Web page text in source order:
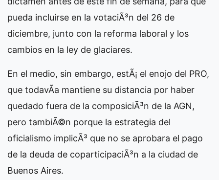
pueda incluirse en la votaciÃ³n del 26 de
diciembre, junto con la reforma laboral y los
cambios en la ley de glaciares.
En el medio, sin embargo, estÃ¡ el enojo del PRO,
que todavÃ­a mantiene su distancia por haber
quedado fuera de la composiciÃ³n de la AGN,
pero tambiÃ©n porque la estrategia del
oficialismo implicÃ³ que no se aprobara el pago
de la deuda de coparticipaciÃ³n a la ciudad de
Buenos Aires.